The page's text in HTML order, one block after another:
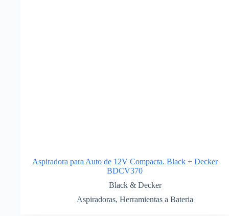
Aspiradora para Auto de 12V Compacta. Black + Decker
BDCV370
Black & Decker
Aspiradoras, Herramientas a Bateria